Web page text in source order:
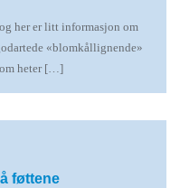
her er litt informasjon om
«blomkållignende»
heter […]
føttene